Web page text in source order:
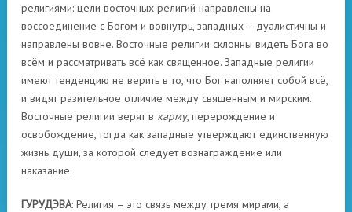
религиями: цели восточных религий направлены на
воссоединение с Богом и вовнутрь, западных – дуалистичны и
направлены вовне. Восточные религии склонны видеть Бога во
всём и рассматривать всё как священное. Западные религии
имеют тенденцию не верить в то, что Бог наполняет собой всё,
и видят разительное отличие между священным и мирским.
Восточные религии верят в карму, перерождение и
освобождение, тогда как западные утверждают единственную
жизнь души, за которой следует вознаграждение или
наказание.
ГУРУДЭВА: Религия – это связь между тремя мирами, а